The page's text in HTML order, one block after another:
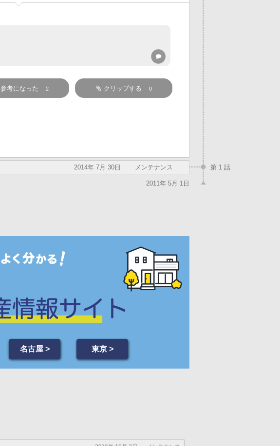
クリップする 0
参考になった 2
第 1 話
2014年 7月 30日 メンテナンス
2011年 5月 1日
名古屋 > 東京 >
2016年 10月 2日 メンテナンス